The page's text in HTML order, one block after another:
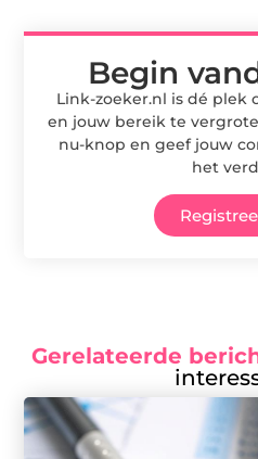
Begin
Link-zoeker.nl is dé plek
en jouw bereik te
nu-knop en geef jouw
het
Gerelateerde